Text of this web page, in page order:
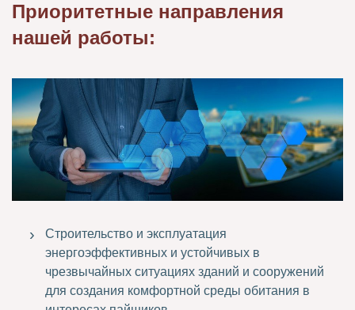
Приоритетные направления
нашей работы:
Строительство и эксплуатация
энергоэффективных и устойчивых в
чрезвычайных ситуациях зданий и сооружений
для создания комфортной среды обитания в